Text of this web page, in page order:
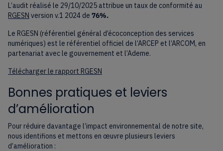
L’audit réalisé le 29/10/2025 attribue un taux de conformité au
RGESN version v.1 2024 de 76%.
Le RGESN (référentiel général d’écoconception des services
numériques) est le référentiel officiel de l’ARCEP et l’ARCOM, en
partenariat avec le gouvernement et l’Ademe.
Télécharger le rapport RGESN
Bonnes pratiques et leviers
d’amélioration
Pour réduire davantage l’impact environnemental de notre site,
nous identifions et mettons en œuvre plusieurs leviers
d’amélioration :